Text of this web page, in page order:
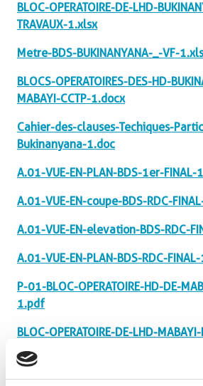
BLOC-OPERATOIRE-DE-LHD-
TRAVAUX-1.xlsx
Metre-BDS-BUKINANYANA-_-VF-
BLOCS-OPERATOIRES-DES-HD-
MABAYI-CCTP-1.docx
Cahier-des-clauses-Techiques-
Bukinanyana-1.doc
A.01-VUE-EN-PLAN-BDS-1er-FINAL-
A.01-VUE-EN-coupe-BDS-RDC-
A.01-VUE-EN-elevation-BDS-RDC-
A.01-VUE-EN-PLAN-BDS-RDC-
P-01-BLOC-OPERATOIRE-HD-DE-
1.pdf
BLOC-OPERATOIRE-DE-LHD-
TRAVAUX-1.xlsx